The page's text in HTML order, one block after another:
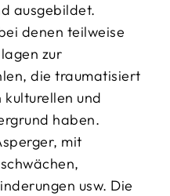
ausgebildet.
denen teilweise
zur
die traumatisiert
und
haben.
mit
usw. Die